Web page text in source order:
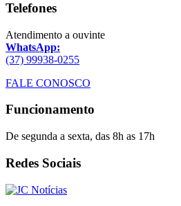
Telefones
Atendimento a ouvinte
WhatsApp:
(37) 99938-0255
FALE CONOSCO
Funcionamento
De segunda a sexta, das 8h as 17h
Redes Sociais